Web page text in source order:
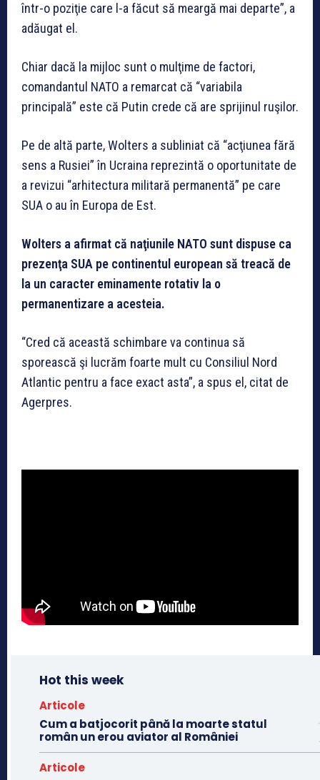
într-o poziţie care l-a făcut să meargă mai departe”, a
adăugat el.
Chiar dacă la mijloc sunt o mulţime de factori,
comandantul NATO a remarcat că “variabila
principală” este că Putin crede că are sprijinul ruşilor.
Pe de altă parte, Wolters a subliniat că “acţiunea fără
sens a Rusiei” în Ucraina reprezintă o oportunitate de
a revizui “arhitectura militară permanentă” pe care
SUA o au în Europa de Est.
Wolters a afirmat că naţiunile NATO sunt dispuse ca
prezenţa SUA pe continentul european să treacă de
la un caracter eminamente rotativ la o
permanentizare a acesteia.
“Cred că această schimbare va continua să
sporească şi lucrăm foarte mult cu Consiliul Nord
Atlantic pentru a face exact asta”, a spus el, citat de
Agerpres.
Hot this week
Articole
Cum a batjocorit până la moarte statul
român un erou aviator al României
Articole